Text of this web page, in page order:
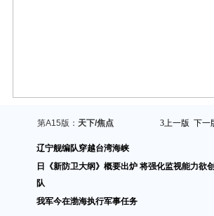
第A15版： 天下/焦点 3上一版 下一
辽宁舰编队穿越台湾海峡
日《新防卫大纲》概要出炉 将强化监视能力欲
队
我军今在渤海执行军事任务